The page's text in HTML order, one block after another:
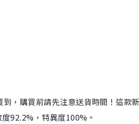
，購買前請先注意送貨時間！這款
92.2%，特異度100%。